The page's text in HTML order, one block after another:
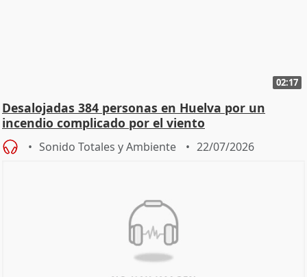
02:17
Desalojadas 384 personas en Huelva por un
incendio complicado por el viento
Sonido Totales y Ambiente 22/07/2026